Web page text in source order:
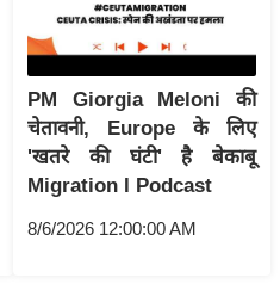
PM Giorgia Meloni की
चेतावनी, Europe के लिए
'खतरे की घंटी' है बेकाबू
Migration I Podcast
8/6/2026 12:00:00 AM